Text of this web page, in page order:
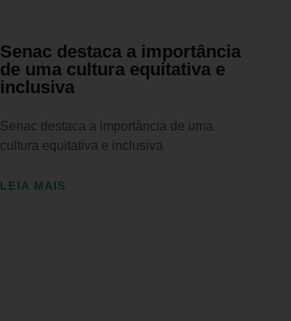
Senac destaca a importância
de uma cultura equitativa e
inclusiva
Senac destaca a importância de uma
cultura equitativa e inclusiva
LEIA MAIS